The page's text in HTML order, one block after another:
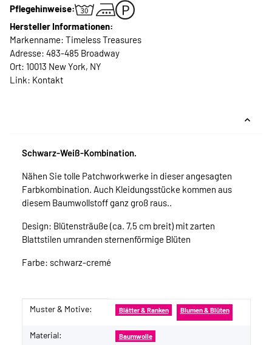
Pflegehinweise:
Hersteller Informationen:
Markenname: Timeless Treasures
Adresse: 483-485 Broadway
Ort: 10013 New York, NY
Link: Kontakt
Schwarz-Weiß-Kombination.
Nähen Sie tolle Patchworkwerke in dieser angesagten
Farbkombination. Auch Kleidungsstücke kommen aus
diesem Baumwollstoff ganz groß raus..
Design: Blütensträuße (ca. 7,5 cm breit) mit zarten
Blattstilen umranden sternenförmige Blüten
Farbe: schwarz-cremé
Produkteigenschaft
Wert
Muster & Motive: Blätter & Ranken Blumen & Blüten
Material: Baumwolle